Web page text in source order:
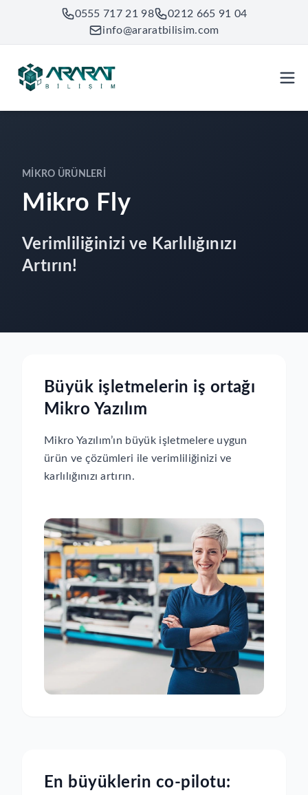
0555 717 21 98
0212 665 91 04
info@araratbilisim.com
MIKRO ÜRÜNLERI
Mikro Fly
Verimliliğinizi ve Karlılığınızı
Artırın!
Büyük işletmelerin iş ortağı
Mikro Yazılım
Mikro Yazılım’ın büyük işletmelere uygun
ürün ve çözümleri ile verimliliğinizi ve
karlılığınızı artırın.
En büyüklerin co-pilotu: